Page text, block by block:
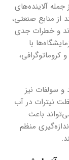
آلاینده‌های
از منابع صنعتی،
و خطرات جدی
با
کروماتوگرافی،
و سولفات نیز
نیترات در آب
باعث
منظم